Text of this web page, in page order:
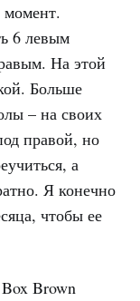
6 левым
На этой
Больше
– на своих
правой, но
а
Я конечно
чтобы ее
Brown